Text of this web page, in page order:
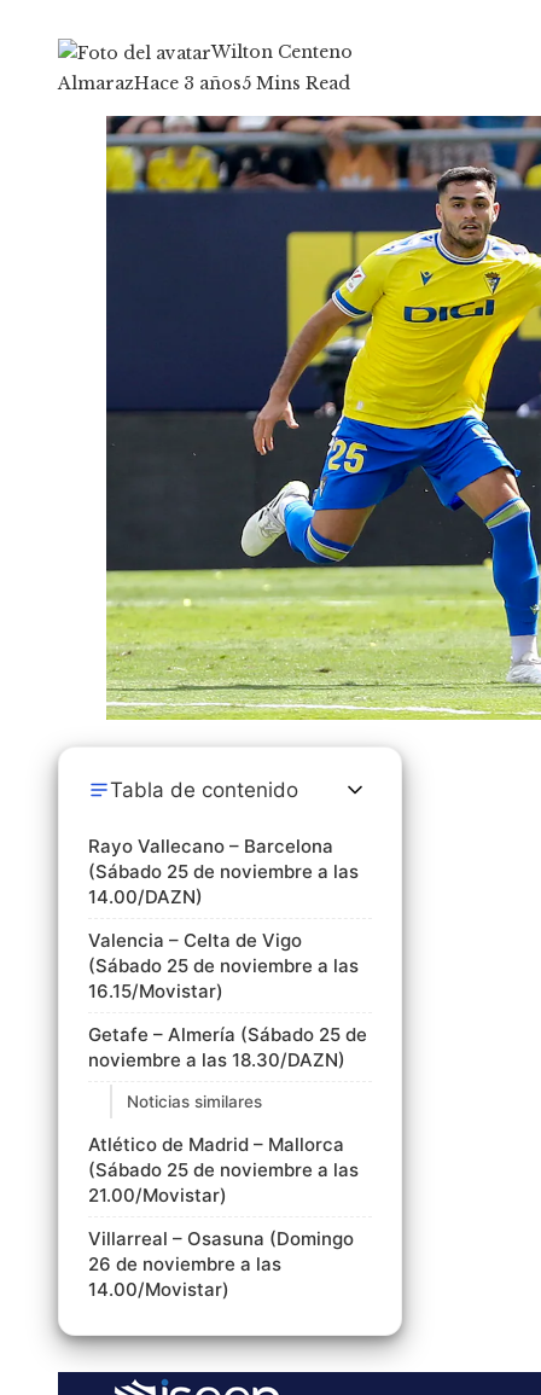
Wilton Centeno
AlmarazHace 3 años5 Mins Read
Tabla de contenido
Rayo Vallecano – Barcelona
(Sábado 25 de noviembre a las
14.00/DAZN)
Valencia – Celta de Vigo
(Sábado 25 de noviembre a las
16.15/Movistar)
Getafe – Almería (Sábado 25 de
noviembre a las 18.30/DAZN)
Noticias similares
Atlético de Madrid – Mallorca
(Sábado 25 de noviembre a las
21.00/Movistar)
Villarreal – Osasuna (Domingo
26 de noviembre a las
14.00/Movistar)